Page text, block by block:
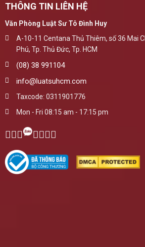
THÔNG TIN LIÊN HỆ
Văn Phòng Luật Sư Tô Đình Huy
A-10-11 Centana Thủ Thiêm, số 36 Mai
Phú, Tp. Thủ Đức, Tp. HCM
(08) 38 991104
info@luatsuhcm.com
Taxcode: 0311901776
Mon - Fri 08:15 am - 17:15 pm